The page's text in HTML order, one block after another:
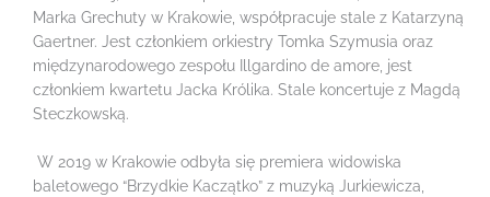
Marka Grechuty w Krakowie, współpracuje stale z Katarzyną
Gaertner. Jest członkiem orkiestry Tomka Szymusia oraz
międzynarodowego zespołu Illgardino de amore, jest
członkiem kwartetu Jacka Królika. Stale koncertuje z Magdą
Steczkowską.
W 2019 w Krakowie odbyła się premiera widowiska
baletowego “Brzydkie Kaczątko” z muzyką Jurkiewicza,